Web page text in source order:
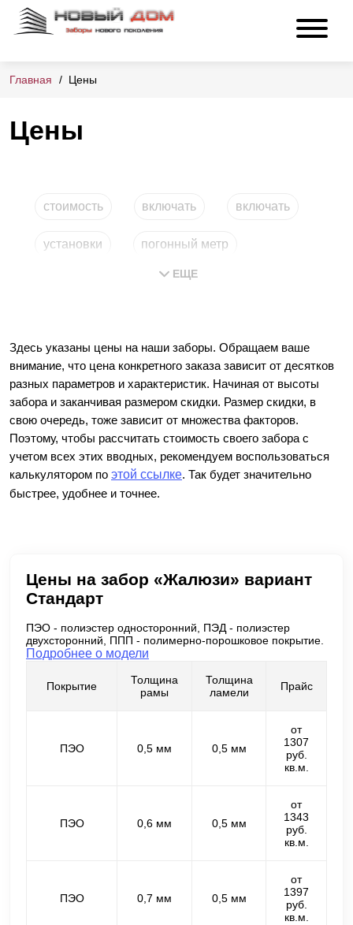
Главная Цены
Цены
стоимость включать включать
установки погонный метр
ЕЩЕ
Здесь указаны цены на наши заборы. Обращаем ваше
внимание, что цена конкретного заказа зависит от десятков
разных параметров и характеристик. Начиная от высоты
забора и заканчивая размером скидки. Размер скидки, в
свою очередь, тоже зависит от множества факторов.
Поэтому, чтобы рассчитать стоимость своего забора с
учетом всех этих вводных, рекомендуем воспользоваться
калькулятором по этой ссылке. Так будет значительно
быстрее, удобнее и точнее.
Цены на забор «Жалюзи» вариант
Стандарт
ПЭО - полиэстер односторонний, ПЭД - полиэстер
двухсторонний, ППП - полимерно-порошковое покрытие.
Подробнее о модели
Покрытие
Толщина
рамы
Толщина
ламели
Прайс
ПЭО 0,5 мм 0,5 мм
от
1307
руб.
кв.м.
ПЭО 0,6 мм 0,5 мм
от
1343
руб.
кв.м.
ПЭО 0,7 мм 0,5 мм
от
1397
руб.
кв.м.